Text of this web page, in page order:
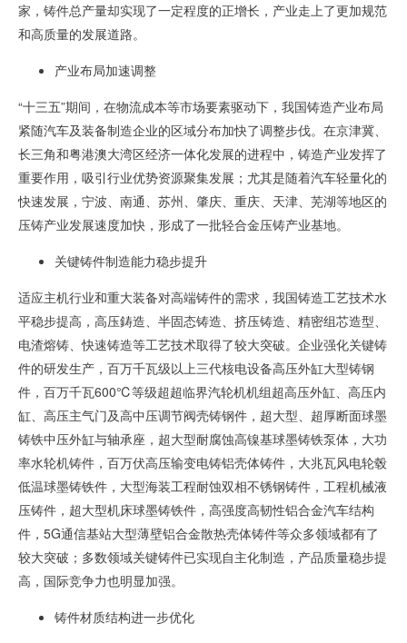
家，铸件总产量却实现了一定程度的正增长，产业走上了更加规范
和高质量的发展道路。
产业布局加速调整
“十三五”期间，在物流成本等市场要素驱动下，我国铸造产业布局
紧随汽车及装备制造企业的区域分布加快了调整步伐。在京津冀、
长三角和粤港澳大湾区经济一体化发展的进程中，铸造产业发挥了
重要作用，吸引行业优势资源聚集发展；尤其是随着汽车轻量化的
快速发展，宁波、南通、苏州、肇庆、重庆、天津、芜湖等地区的
压铸产业发展速度加快，形成了一批轻合金压铸产业基地。
关键铸件制造能力稳步提升
适应主机行业和重大装备对高端铸件的需求，我国铸造工艺技术水
平稳步提高，高压鋳造、半固态铸造、挤压铸造、精密组芯造型、
电渣熔铸、快速铸造等工艺技术取得了较大突破。企业强化关键铸
件的研发生产，百万千瓦级以上三代核电设备高压外缸大型铸钢
件，百万千瓦600℃等级超超临界汽轮机机组超高压外缸、高压内
缸、高压主气门及高中压调节阀壳铸钢件，超大型、超厚断面球墨
铸铁中压外缸与轴承座，超大型耐腐蚀高镍基球墨铸铁泵体，大功
率水轮机铸件，百万伏高压输变电铸铝壳体铸件，大兆瓦风电轮毂
低温球墨铸铁件，大型海装工程耐蚀双相不锈钢铸件，工程机械液
压铸件，超大型机床球墨铸铁件，高强度高韧性铝合金汽车结构
件， 5G通信基站大型薄壁铝合金散热壳体铸件等众多领域都有了
较大突破；多数领域关键铸件已实现自主化制造，产品质量稳步提
高，国际竞争力也明显加强。
铸件材质结构进一步优化